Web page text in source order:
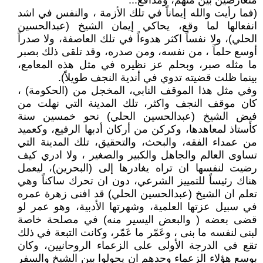
(فما رأيت والله إيماناً في تلك الأزمة ، والنفس في اشد
انفعالها لما وقع، يحاكي إيمان الشيخ (عبدالحسين
الحلي)، ولا نفساً اكثر هدوءاً في تلك العاصفة، ولا صدراً
أوسع حلماً ، من نفسه، ومن صدره، وقد تلقى ذلك بصبر
ما مثله صبر، وبحلم عز نظيره في مثل هذه المعامع،
بينما ظلت قضيته تدوي في أندية النجف طويلاً).
وفي مثل هذا الموقف النابي، المخجل من (الحكومة) ،
كان موقف النجف واكثر، تلك المدينة التي نهلت من
فيض الشيخ (عبدالحسين الحلي) نحو خمسين سنة
كأستاذ لمعاهدها، وكركن من أركان أدبها الرفيع، وكعميد
من عمداء الفقه، والبحث، والتحقيق، تلك المدينة التي
تساوى العالم والجاهل والكبير والصغير ، ولا ادري كيف
رضيت لنفسها ان تراه يغادرها إلى (البحرين)، ليعمل
هناك رئيساً للتمييز الشرعي، دون ان تحرك ساكناً وهي
تعلم ان الشيخ (عبدالحسين الحلي) قد افنى زهرة عمره
في سبيل عزتها العلمية، وشهرتها الأدبية، وهو عمر لو
قضى بعضه ( والبعض اليسير منه) في مصلحة خاصة
لبنى لنفسه ما بنى ، وعَمّر ما عَمّر، وكانت التبعة في ذلك
تقع في الدرجة الأولى على الزعماء الروحانيين، وكان
بوسع هؤلاء الزعماء وحدهم ان يحولوا بين الشيخ والسفر